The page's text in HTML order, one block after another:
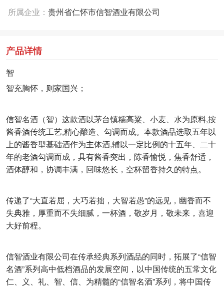
所属企业： 贵州省仁怀市信智酒业有限公司
产品详情
智
智充胸怀，则家国兴；
信智名酒（智）这款酒以茅台镇糯高粱、小麦、水为原料,按
酱香酒传统工艺,精心酿造、勾调而成。本款酒品选取五年以
上的酱香型基础酒作为主体酒,辅以一定比例的十五年、二十
年的老酒勾调而成，具有酱香突出，陈香愉悦，焦香舒适，
酒体醇和，协调丰满，回味悠长，空杯留香持久的特点。
传递了“大直若屈，大巧若拙，大智若愚”的远见，幽香而不
失典雅，厚重而不失细腻，一杯酒，敬岁月，敬未来，喜迎
大好前程。
信智酒业有限公司在传承经典系列酒品的同时，拓展了“信智
名酒”系列高中低档酒品的发展空间，以中国传统的五常文化
仁、义、礼、智、信、为精髓的“信智名酒”系列，将中国传